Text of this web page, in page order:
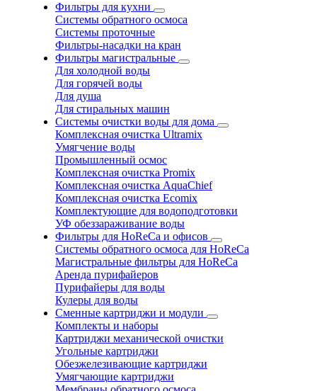
Фильтры для кухни
Системы обратного осмоса
Системы проточные
Фильтры-насадки на кран
Фильтры магистральные
Для холодной воды
Для горячей воды
Для душа
Для стиральных машин
Системы очистки воды для дома
Комплексная очистка Ultramix
Умягчение воды
Промышленный осмос
Комплексная очистка Promix
Комплексная очистка AquaChief
Комплексная очистка Ecomix
Комплектующие для водоподготовки
УФ обеззараживание воды
Фильтры для HoReCa и офисов
Системы обратного осмоса для HoReCa
Магистральные фильтры для HoReCa
Аренда пурифайеров
Пурифайеры для воды
Кулеры для воды
Сменные картриджи и модули
Комплекты и наборы
Картриджи механической очистки
Угольные картриджи
Обезжелезивающие картриджи
Умягчающие картриджи